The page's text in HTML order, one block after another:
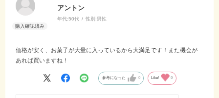
アントン
年代:50代 性別:男性
価格が安く、お菓子が大量に入っているから大満足です！また機会が
あれば買いますね！
参考になった 0 Like! 0